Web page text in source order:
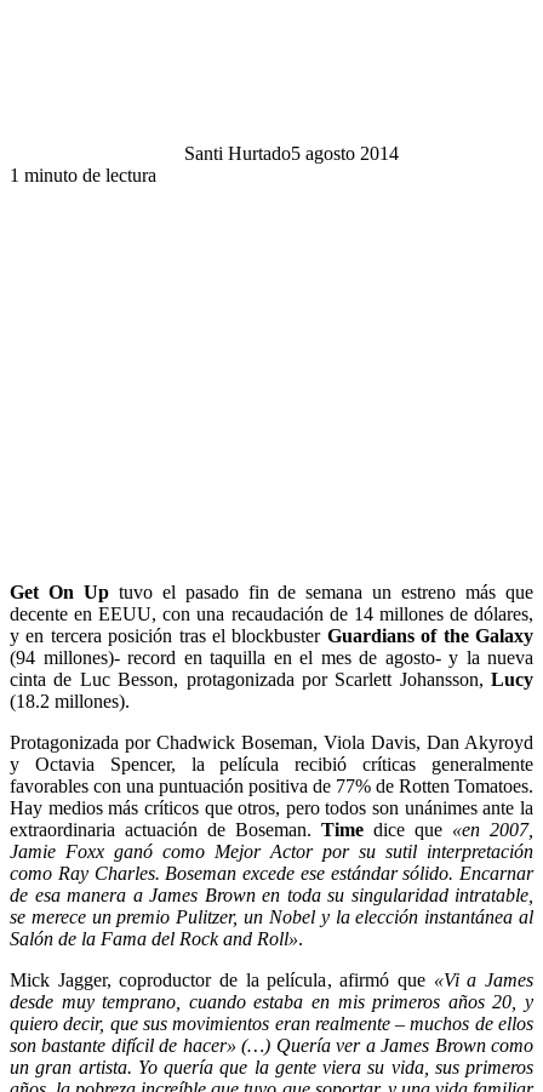
Santi Hurtado5 agosto 2014
1 minuto de lectura
Get On Uptuvo el pasado fin de semana un estreno más que
decente en EEUU, con una recaudación de 14 millones de dólares,
y en tercera posición tras el blockbuster Guardians of the Galaxy
(94 millones)- record en taquilla en el mes de agosto- y la nueva
cinta de Luc Besson, protagonizada por Scarlett Johansson, Lucy
(18.2 millones).
Protagonizada por Chadwick Boseman, Viola Davis, Dan Akyroyd
y Octavia Spencer, la película recibió críticas generalmente
favorables con una puntuación positiva de 77% de Rotten Tomatoes.
Hay medios más críticos que otros, pero todos son unánimes ante la
extraordinaria actuación de Boseman. Time dice que «en 2007,
Jamie Foxx ganó como Mejor Actor por su sutil interpretación
como Ray Charles. Boseman excede ese estándar sólido. Encarnar
de esa manera a James Brown en toda su singularidad intratable,
se merece un premio Pulitzer, un Nobel y la elección instantánea al
Salón de la Fama del Rock and Roll».
Mick Jagger, coproductor de la película, afirmó que «Vi a James
desde muy temprano, cuando estaba en mis primeros años 20, y
quiero decir, que sus movimientos eran realmente – muchos de ellos
son bastante difícil de hacer» (…) Quería ver a James Brown como
un gran artista. Yo quería que la gente viera su vida, sus primeros